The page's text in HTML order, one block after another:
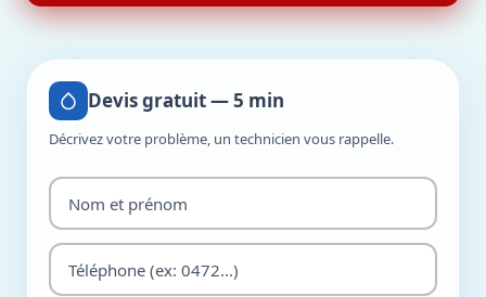
Devis gratuit — 5 min
Décrivez votre problème, un technicien vous rappelle.